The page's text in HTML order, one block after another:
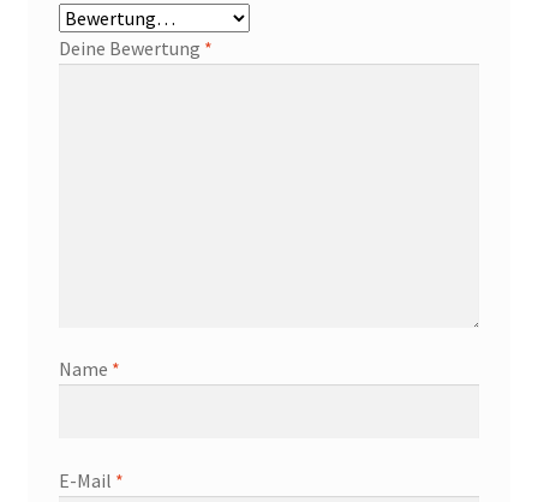
Deine Bewertung *
Name *
E-Mail *